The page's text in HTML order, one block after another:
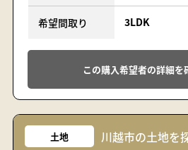
希望間取り 3LDK
この購入希望者の詳細を
土地 川越市の土地を